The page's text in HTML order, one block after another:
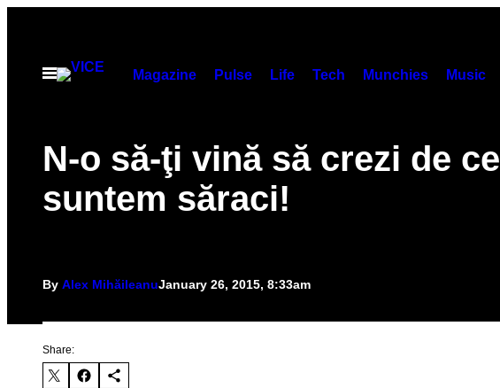
contentOpen
Magazine Pulse Life Tech Munchies Music
N-o să-ţi vină să crezi de ce
suntem săraci!
By Alex MihăileanuJanuary 26, 2015, 8:33am
Share: